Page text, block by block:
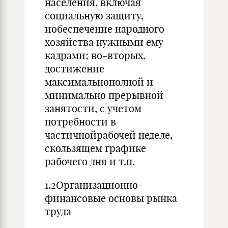
социальную защиту,
иобеспечение народного
хозяйства нужными ему
кадрами; во-вторых,
достижение
максимальнополной и
минимально прерывной
занятости, с учетом
потребности в
частичнойрабочей неделе,
скользящем графике
рабочего дня и т.п.
1.2Организационно-
финансовые основы рынка
труда